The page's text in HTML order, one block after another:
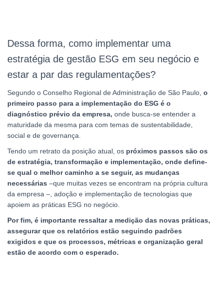
Dessa forma, como implementar uma
estratégia de gestão ESG em seu negócio e
estar a par das regulamentações?
Segundo o Conselho Regional de Administração de São Paulo, o
primeiro passo para a implementação do ESG é o
diagnóstico prévio da empresa, onde busca-se entender a
maturidade da mesma para com temas de sustentabilidade,
social e de governança.
Tendo um retrato da posição atual, os próximos passos são os
de estratégia, transformação e implementação, onde define-
se qual o melhor caminho a se seguir, as mudanças
necessárias –que muitas vezes se encontram na própria cultura
da empresa –, adoção e implementação de tecnologias que
apoiem as práticas ESG no negócio.
Por fim, é importante ressaltar a medição das novas práticas,
assegurar que os relatórios estão seguindo padrões
exigidos e que os processos, métricas e organização geral
estão de acordo com o esperado.